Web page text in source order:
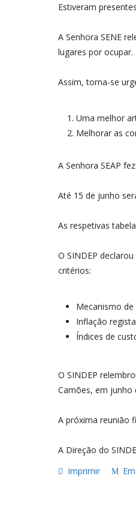
Estiveram
A Senhora SENE
lugares por ocupar.
Assim, torna-se
Uma melhor
Melhorar as
A Senhora SEAP
Até 15 de junho
As respetivas
O SINDEP
critérios:
Mecanismo
Inflação
Índices de
O SINDEP
Camões, em junho
A próxima reunião
A Direção do
Imprimir